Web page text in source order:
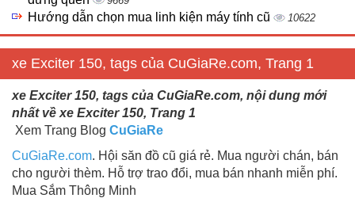
Hướng dẫn chọn mua linh kiện máy tính cũ 10622
xe Exciter 150, tags của CuGiaRe.com, Trang 1
xe Exciter 150, tags của CuGiaRe.com, nội dung mới
nhất về xe Exciter 150, Trang 1
Xem Trang Blog CuGiaRe
CuGiaRe.com. Hội săn đồ cũ giá rẻ. Mua người chán, bán
cho người thèm. Hỗ trợ trao đổi, mua bán nhanh miễn phí.
Mua Sắm Thông Minh